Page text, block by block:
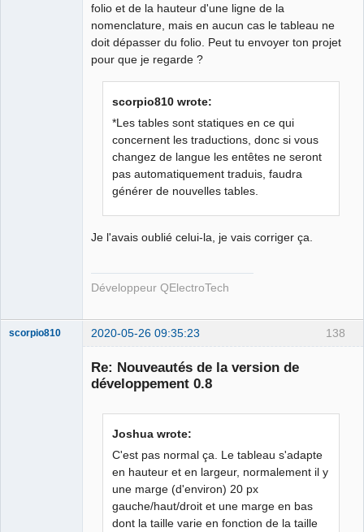
folio et de la hauteur d'une ligne de la
nomenclature, mais en aucun cas le tableau ne
doit dépasser du folio. Peut tu envoyer ton projet
pour que je regarde ?
scorpio810 wrote:
*Les tables sont statiques en ce qui
concernent les traductions, donc si vous
changez de langue les entêtes ne seront
pas automatiquement traduis, faudra
générer de nouvelles tables.
Je l'avais oublié celui-la, je vais corriger ça.
Développeur QElectroTech
138
scorpio810 2020-05-26 09:35:23
Re: Nouveautés de la version de
développement 0.8
Joshua wrote:
C'est pas normal ça. Le tableau s'adapte
en hauteur et en largeur, normalement il y
une marge (d'environ) 20 px
gauche/haut/droit et une marge en bas
dont la taille varie en fonction de la taille